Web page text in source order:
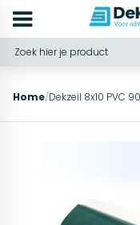
Home/Dekzeil 8x10 PVC